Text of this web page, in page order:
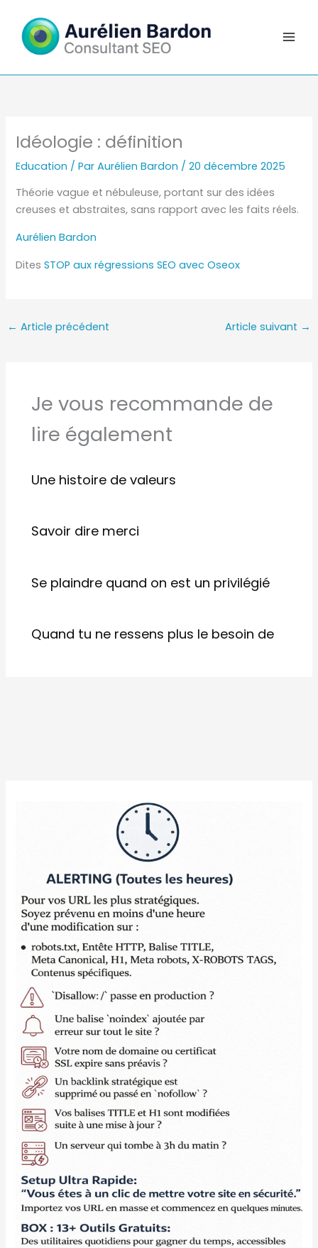
contenu
Idéologie : définition
Education / ParAurélien Bardon /20 décembre 2025
Théorie vague et nébuleuse, portant sur des idées
creuses et abstraites, sans rapport avec les faits réels.
Aurélien Bardon
DitesSTOP aux régressions SEO avec Oseox
← Article précédent Article suivant →
Je vous recommande de
lire également
Une histoire de valeurs
Savoir dire merci
Se plaindre quand on est un privilégié
Quand tu ne ressens plus le besoin de